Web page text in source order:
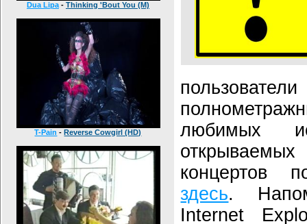
Dua Lipa - Thinking 'Bout You (M)
T-Pain -Reverse Cowgirl (HD)
любимых
концертов
здесь.
Internet